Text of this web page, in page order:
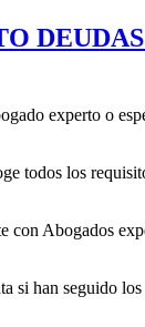
experto o
todos los
con Abogados
si han seguido